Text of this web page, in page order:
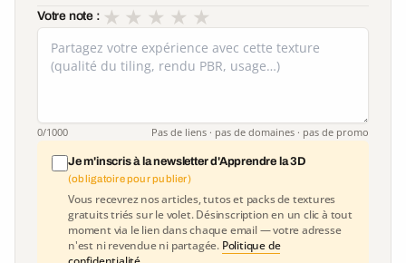
Votre note : ★
★
★
★
★
0/1000 Pas de liens · pas de domaines · pas de promo
Je m'inscris à la newsletter d'Apprendre la 3D
(obligatoire pour publier)
Vous recevrez nos articles, tutos et packs de textures
gratuits triés sur le volet. Désinscription en un clic à tout
moment via le lien dans chaque email — votre adresse
n'est ni revendue ni partagée. Politique de